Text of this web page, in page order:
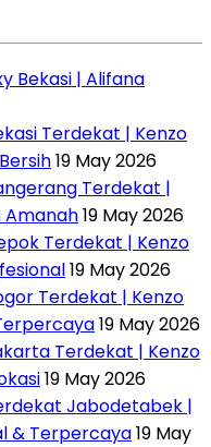
Bekasi | Alifana
Terdekat | Kenzo
19 May 2026
Terdekat |
Amanah19 May 2026
Terdekat | Kenzo
19 May 2026
Terdekat | Kenzo
19 May 2026
Terdekat | Kenzo
19 May 2026
Jabodetabek |
& Terpercaya19 May